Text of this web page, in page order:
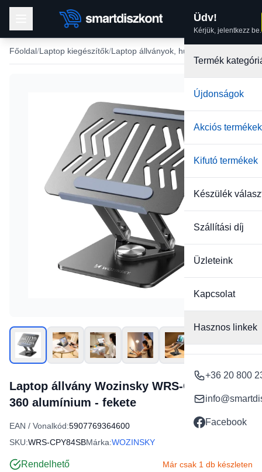
Üdv!
Kérjük, jelentkezz be.
Termék
Újdonságok
Akciós termékek
Kifutó termékek
Készülék
Szállítási díj
Üzleteink
Kapcsolat
Hasznos linkek
+36 20 800
Facebook
Főoldal Laptop kiegészítők Laptop állványok, hűtők
Laptop állvány Wozinsky WRS-CPY84SB
360 alumínium - fekete
EAN / Vonalkód:5907769364600
SKU:WRS-CPY84SBMárka:WOZINSKY
Rendelhető Már csak 1 db készleten